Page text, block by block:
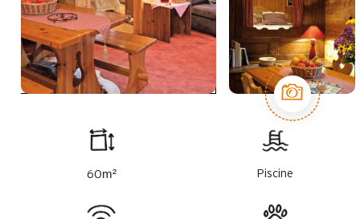
60m² Piscine